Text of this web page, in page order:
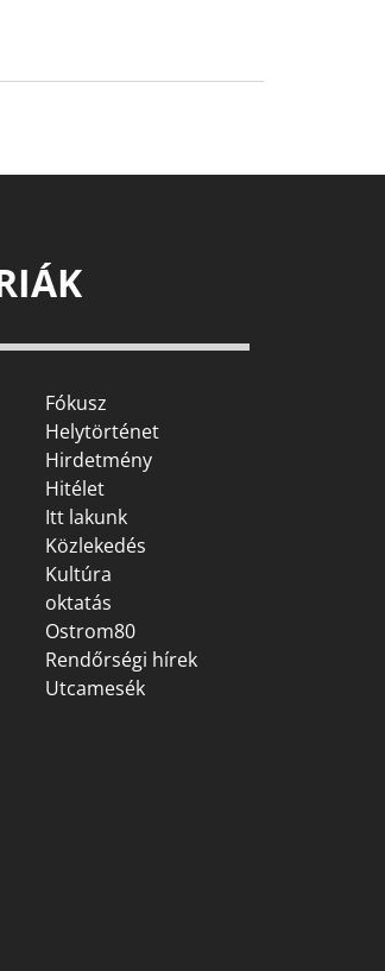
Fókusz
Helytörténet
Hirdetmény
Hitélet
Itt lakunk
Közlekedés
Kultúra
oktatás
Ostrom80
Rendőrségi hírek
Utcamesék